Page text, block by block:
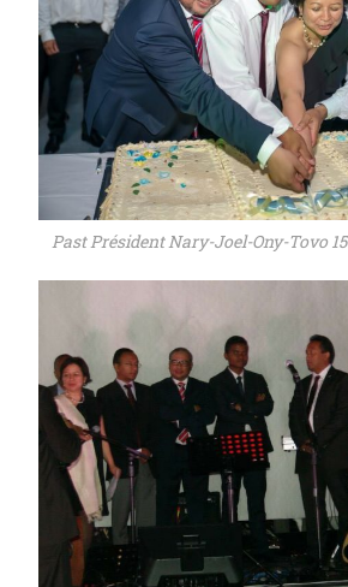
Past Président Nary-Joel-Ony-Tovo